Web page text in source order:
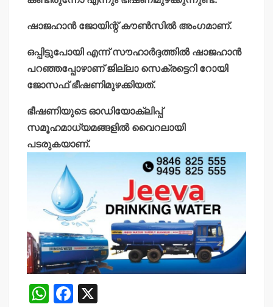
ഷാജഹാന്‍ ജോയിന്റ് കൗണ്‍സില്‍ അംഗമാണ്.
ഒപ്പിട്ടുപോയി എന്ന് സൗഹാര്‍ദ്ദത്തില്‍ ഷാജഹാന്‍
പറഞ്ഞപ്പോഴാണ് ജില്ലാ സെക്രട്ടെറി റോയി
ജോസഫ് ഭീഷണിമുഴക്കിയത്.
ഭീഷണിയുടെ ഓഡിയോക്ലിപ്പ്
സമൂഹമാധ്യമങ്ങളില്‍ വൈറലായി
പടരുകയാണ്.
W
F